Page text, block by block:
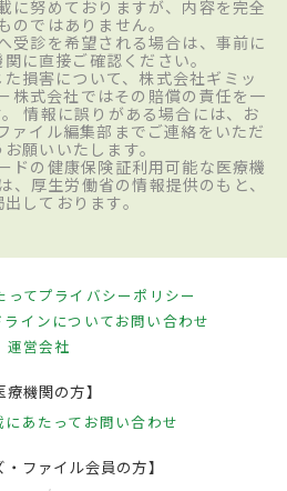
に努めておりますが、内容を完全
のではありません。
受診を希望される場合は、事前に
に直接ご確認ください。
損害について、株式会社ギミッ
株式会社ではその賠償の責任を一
情報に誤りがある場合には、お
ァイル編集部までご連絡をいただ
願いいたします。
ドの健康保険証利用可能な医療機
、厚生労働省の情報提供のもと、
しております。
ってプライバシーポリシー
インについてお問い合わせ
運営会社
療機関の方】
あたって お問い合わせ
・ファイル会員の方】